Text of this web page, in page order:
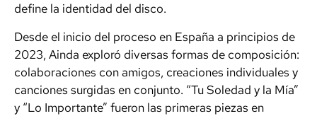
define la identidad del disco.
Desde el inicio del proceso en España a principios de
2023, Ainda exploró diversas formas de composición:
colaboraciones con amigos, creaciones individuales y
canciones surgidas en conjunto. “Tu Soledad y la Mía”
y “Lo Importante” fueron las primeras piezas en